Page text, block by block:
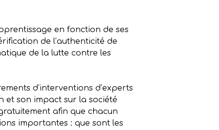
en fonction de ses
de l’authenticité de
de la lutte contre les
d’interventions d’experts
et son impact sur la société
afin que chacun
importantes : que sont les